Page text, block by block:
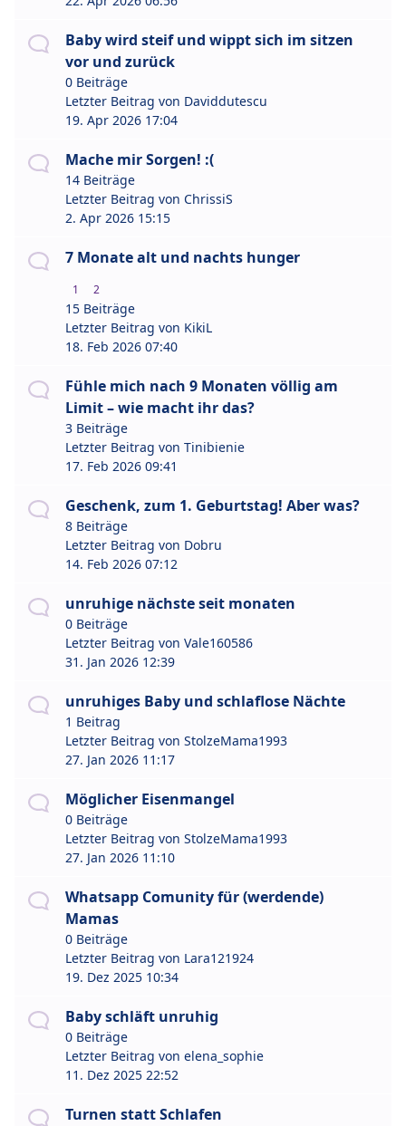
Baby wird steif und wippt sich im sitzen
vor und zurück
0 Beiträge
Letzter Beitrag von Daviddutescu
19. Apr 2026 17:04
Mache mir Sorgen! :(
14 Beiträge
Letzter Beitrag von ChrissiS
2. Apr 2026 15:15
7 Monate alt und nachts hunger
1 2
15 Beiträge
Letzter Beitrag von KikiL
18. Feb 2026 07:40
Fühle mich nach 9 Monaten völlig am
Limit – wie macht ihr das?
3 Beiträge
Letzter Beitrag von Tinibienie
17. Feb 2026 09:41
Geschenk, zum 1. Geburtstag! Aber was?
8 Beiträge
Letzter Beitrag von Dobru
14. Feb 2026 07:12
unruhige nächste seit monaten
0 Beiträge
Letzter Beitrag von Vale160586
31. Jan 2026 12:39
unruhiges Baby und schlaflose Nächte
1 Beitrag
Letzter Beitrag von StolzeMama1993
27. Jan 2026 11:17
Möglicher Eisenmangel
0 Beiträge
Letzter Beitrag von StolzeMama1993
27. Jan 2026 11:10
Whatsapp Comunity für (werdende)
Mamas
0 Beiträge
Letzter Beitrag von Lara121924
19. Dez 2025 10:34
Baby schläft unruhig
0 Beiträge
Letzter Beitrag von elena_sophie
11. Dez 2025 22:52
Turnen statt Schlafen